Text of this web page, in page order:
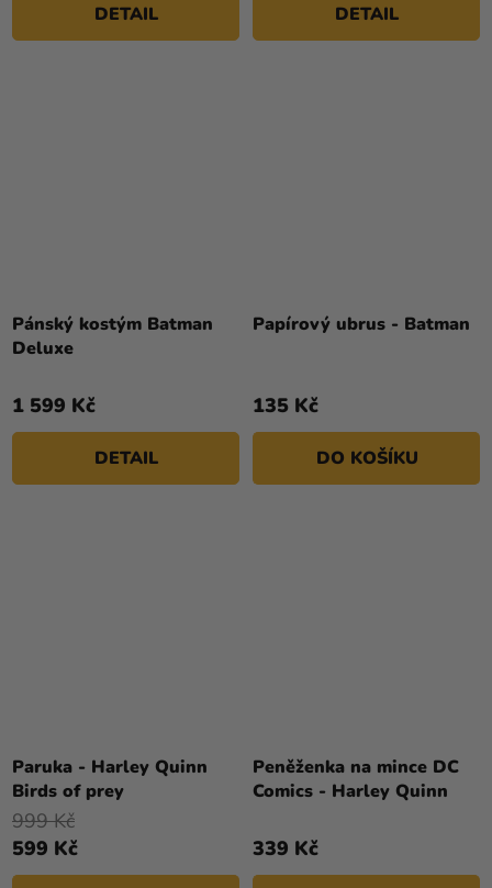
DETAIL DETAIL
Pánský kostým Batman
Deluxe
1 599 Kč
DETAIL
Papírový ubrus - Batman
135 Kč
DO KOŠÍKU
Paruka - Harley Quinn
Birds of prey
599 Kč
999 Kč
Peněženka na mince DC
Comics - Harley Quinn
339 Kč